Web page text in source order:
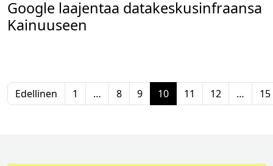
Google laajentaa datakeskusinfraansa
Kainuuseen
Edellinen 1 … 8 9 10 11 12 … 15